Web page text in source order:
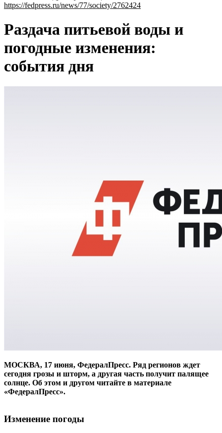
https://fedpress.ru/news/77/society/2762424
Раздача питьевой воды и
погодные изменения:
события дня
МОСКВА, 17 июня, ФедералПресс. Ряд регионов ждет
сегодня грозы и шторм, а другая часть получит палящее
солнце. Об этом и другом читайте в материале
«ФедералПресс».
Изменение погоды